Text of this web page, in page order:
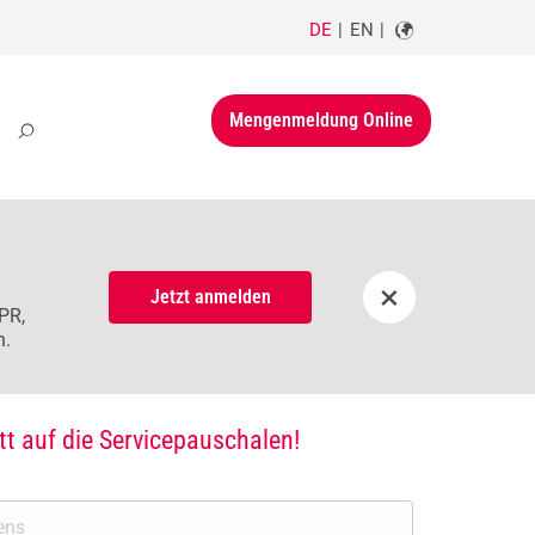
DE EN
Mengenmeldung Online
Jetzt anmelden ×
auf die Servicepauschalen!